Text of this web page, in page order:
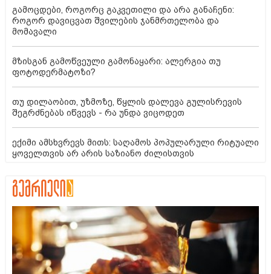
გამოცდები, როგორც გაკვეთილი და არა განაჩენი:
როგორ დავიცვათ შვილების ჯანმრთელობა და
მომავალი
მზისგან გამოწვეული გამონაყარი: ალერგია თუ
ფოტოდერმატოზი?
თუ დილაობით, უზმოზე, წყლის დალევა გულისრევის
შეგრძნებას იწვევს - რა უნდა ვიცოდეთ
ექიმი ამსხვრევს მითს: საღამოს პოპულარული რიტუალი
ყოველთვის არ არის საზიანო ძილისთვის